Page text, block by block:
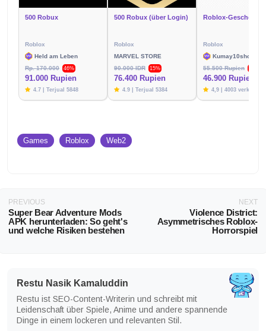
500 Robux
Roblox
Held am Leben
Rp. 170.000
46%
91.000 Rupien
4.7 | Terjual 5848
500 Robux (über Login)
Roblox
MARVEL STORE
90.000 IDR
15%
76.400 Rupien
4.9 | Terjual 5384
Roblox
Kumay10shop
55.500 Rupien
46.900 Rupien
4,9 | 4003 verkauft
Games Roblox Web2
PREVIOUS
Super Bear Adventure Mods
APK herunterladen: So geht's
und welche Risiken bestehen
NEXT
Violence District:
Asymmetrisches Roblox-
Horrorspiel
Restu Nasik Kamaluddin
Restu ist SEO-Content-Writerin und schreibt mit
Leidenschaft über Spiele, Anime und andere spannende
Dinge in einem lockeren und relevanten Stil.